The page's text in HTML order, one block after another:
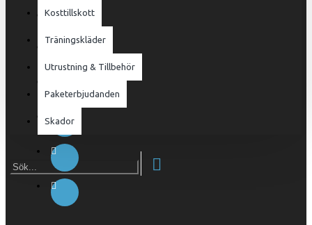
Kosttillskott
Träningskläder
Utrustning & Tillbehör
Paketerbjudanden
Skador